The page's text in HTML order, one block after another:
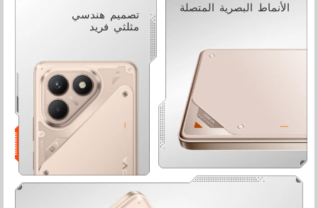
تصميم هندسي
مثلثي فريد
الأنماط البصرية المتصلة